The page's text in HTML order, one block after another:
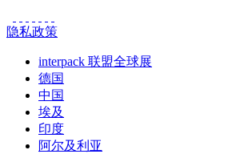
隐私政策
interpack 联盟全球展
德国
中国
埃及
印度
阿尔及利亚